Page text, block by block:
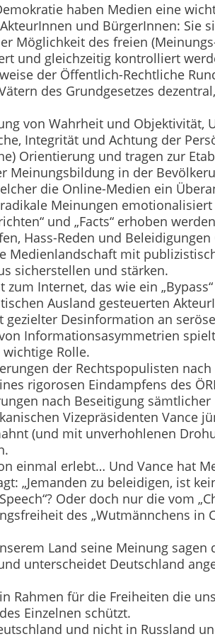
haben Medien eine
und BürgerInnen: Sie
Möglichkeit des freien
und gleichzeitig kontrolliert
der Öffentlich-Rechtliche
des Grundgesetzes
von Wahrheit und Objektivität,
Integrität und Achtung der
Orientierung und tragen zur
Meinungsbildung in der
die Online-Medien ein
Meinungen
und „Facts“ erhoben
Hass-Reden und
Medienlandschaft mit
sicherstellen und stärken.
zum Internet, das wie ein
Ausland gesteuerten
Desinformation an
Informationsasymmetrien
Rolle.
der Rechtspopulisten
rigorosen Eindampfens des
nach Beseitigung
Vizepräsidenten Vance
(und mit unverhohlenen
einmal erlebt… Und Vance hat
„Jemanden zu beleidigen, ist
Oder doch nur die vom
des „Wutmännchens in
Land seine Meinung sagen
unterscheidet Deutschland
Rahmen für die Freiheiten die
Einzelnen schützt.
und nicht in Russland